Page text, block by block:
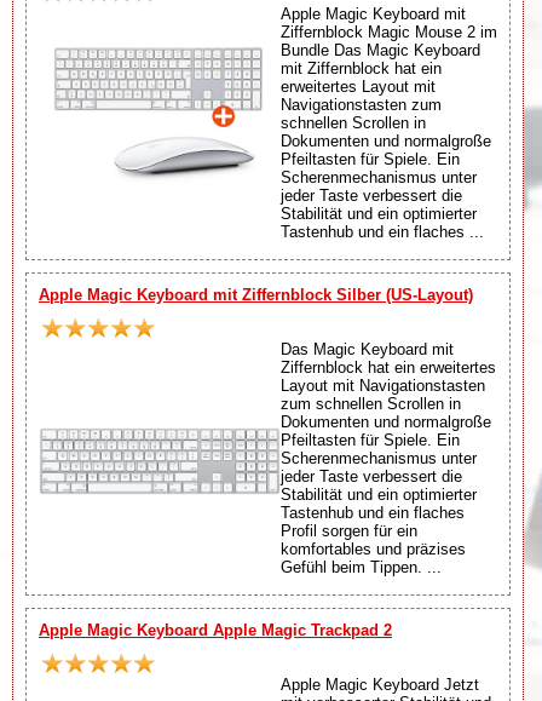
Apple Magic Keyboard mit
Ziffernblock Magic Mouse 2 im
Bundle Das Magic Keyboard
mit Ziffernblock hat ein
erweitertes Layout mit
Navigationstasten zum
schnellen Scrollen in
Dokumenten und normalgroße
Pfeiltasten für Spiele. Ein
Scherenmechanismus unter
jeder Taste verbessert die
Stabilität und ein optimierter
Tastenhub und ein flaches ...
Apple Magic Keyboard mit Ziffernblock Silber (US-Layout)
Das Magic Keyboard mit
Ziffernblock hat ein erweitertes
Layout mit Navigationstasten
zum schnellen Scrollen in
Dokumenten und normalgroße
Pfeiltasten für Spiele. Ein
Scherenmechanismus unter
jeder Taste verbessert die
Stabilität und ein optimierter
Tastenhub und ein flaches
Profil sorgen für ein
komfortables und präzises
Gefühl beim Tippen. ...
Apple Magic Keyboard Apple Magic Trackpad 2
Apple Magic Keyboard Jetzt